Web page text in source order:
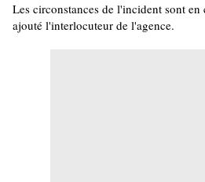
Les circonstances de l'incident sont en
ajouté l'interlocuteur de l'agence.